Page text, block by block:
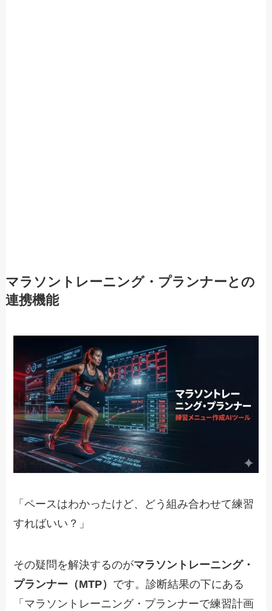
マラソントレーニング・プランナーとの
連携機能
「ペースはわかったけど、どう組み合わせて練習
すればいい？」
その疑問を解決するのがマラソントレーニング・
プランナー（MTP） です。診断結果の下にある
「マラソントレーニング・プランナーで練習計画